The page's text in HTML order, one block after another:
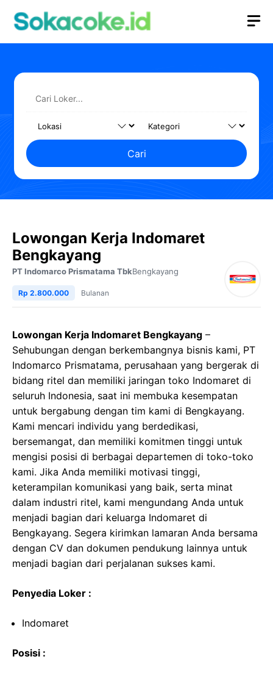
Cari
Lowongan Kerja Indomaret
Bengkayang
PT Indomarco Prismatama TbkBengkayang
Rp 2.800.000 Bulanan
Lowongan Kerja Indomaret Bengkayang –
Sehubungan dengan berkembangnya bisnis kami, PT
Indomarco Prismatama, perusahaan yang bergerak di
bidang ritel dan memiliki jaringan toko Indomaret di
seluruh Indonesia, saat ini membuka kesempatan
untuk bergabung dengan tim kami di Bengkayang.
Kami mencari individu yang berdedikasi,
bersemangat, dan memiliki komitmen tinggi untuk
mengisi posisi di berbagai departemen di toko-toko
kami. Jika Anda memiliki motivasi tinggi,
keterampilan komunikasi yang baik, serta minat
dalam industri ritel, kami mengundang Anda untuk
menjadi bagian dari keluarga Indomaret di
Bengkayang. Segera kirimkan lamaran Anda bersama
dengan CV dan dokumen pendukung lainnya untuk
menjadi bagian dari perjalanan sukses kami.
Penyedia Loker :
Indomaret
Posisi :